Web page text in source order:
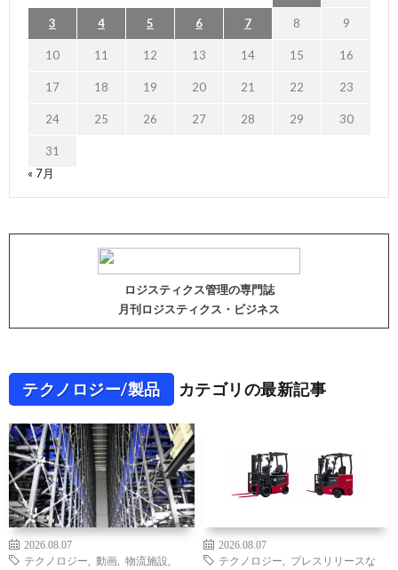
3 4 5 6 7 8 9
10 11 12 13 14 15 16
17 18 19 20 21 22 23
24 25 26 27 28 29 30
31
« 7月
ロジスティクス管理の専門誌
月刊ロジスティクス・ビジネス
テクノロジー/製品 カテゴリの最新記事
2026.08.07
テクノロジー
動画 物流施設
2026.08.07
テクノロジー
プレスリリースな